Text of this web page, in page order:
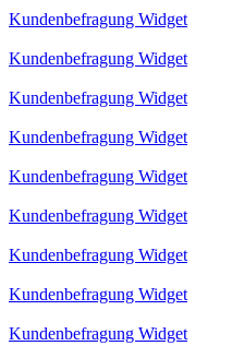
Kundenbefragung Widget
Kundenbefragung Widget
Kundenbefragung Widget
Kundenbefragung Widget
Kundenbefragung Widget
Kundenbefragung Widget
Kundenbefragung Widget
Kundenbefragung Widget
Kundenbefragung Widget